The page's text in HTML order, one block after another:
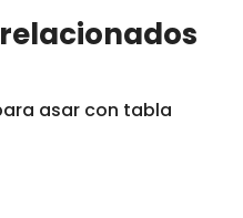
asar con tabla